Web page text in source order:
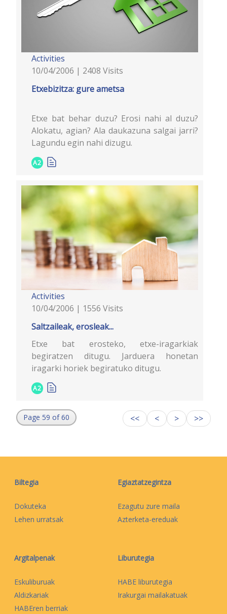
Activities
10/04/2006 | 2408 Visits
Etxebizitza: gure ametsa
Etxe bat behar duzu? Erosi nahi al duzu?
Alokatu, agian? Ala daukazuna salgai jarri?
Lagundu egin nahi dizugu.
A2
Activities
10/04/2006 | 1556 Visits
Saltzaileak, erosleak...
Etxe bat erosteko, etxe-iragarkiak
begiratzen ditugu. Jarduera honetan
iragarki horiek begiratuko ditugu.
A2
Page 59 of 60 << < > >>
Biltegia
Dokuteka
Lehen urratsak
Egiaztatzegintza
Ezagutu zure maila
Azterketa-ereduak
Argitalpenak
Eskuliburuak
Aldizkariak
HABEren berriak
Liburutegia
HABE liburutegia
Irakurgai mailakatuak